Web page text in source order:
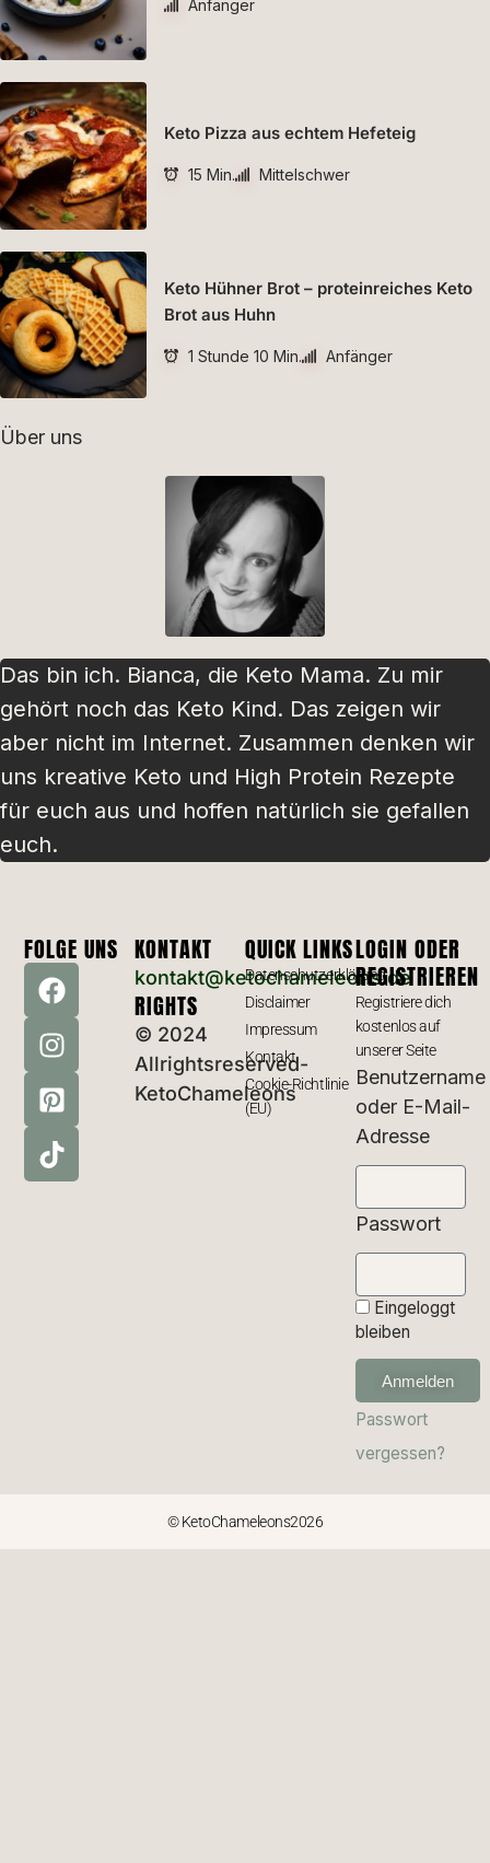
Anfänger
Keto Pizza aus echtem Hefeteig
15 Min. Mittelschwer
Keto Hühner Brot – proteinreiches Keto
Brot aus Huhn
1 Stunde 10 Min. Anfänger
Über uns
Das bin ich. Bianca, die Keto Mama. Zu mir
gehört noch das Keto Kind. Das zeigen wir
aber nicht im Internet. Zusammen denken wir
uns kreative Keto und High Protein Rezepte
für euch aus und hoffen natürlich sie gefallen
euch.
FOLGE UNS KONTAKT
kontakt@ketochameleons.de
RIGHTS
© 2024
Allrightsreserved-
KetoChameleons
QUICK LINKS
Datenschutzerklärung
Disclaimer
Impressum
Kontakt
Cookie-Richtlinie
(EU)
LOGIN ODER
REGISTRIEREN
Registriere dich
kostenlos auf
unserer Seite
Benutzername
oder E-Mail-
Adresse
Passwort
Eingeloggt
bleiben
Anmelden
Passwort
vergessen?
© KetoChameleons2026